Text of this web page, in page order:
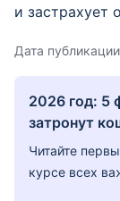
и застрахует
Дата
2026 год: 5
затронут
Читайте
курсе всех